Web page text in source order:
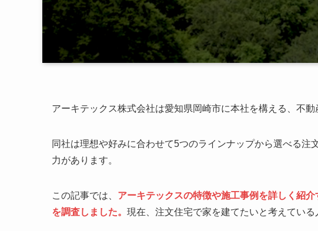
アーキテックス株式会社は愛知県岡崎市に本社を構える、不
同社は理想や好みに合わせて5つのラインナップから選べる
力があります。
この記事では、 アーキテックスの特徴や施工事例を詳しく紹
を調査しました。 現在、注文住宅で家を建てたいと考えている